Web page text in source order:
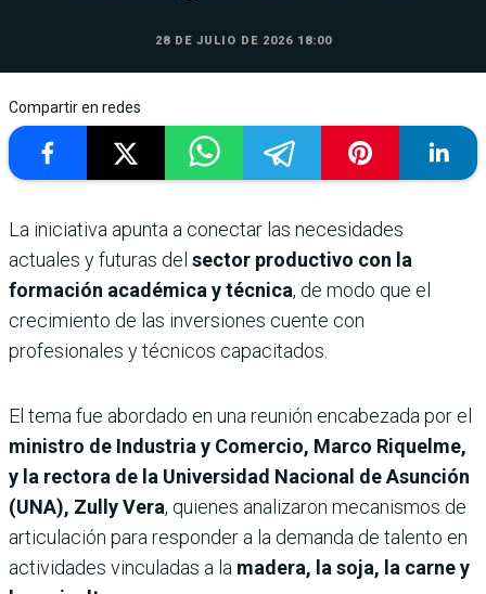
28 DE JULIO DE 2026 18:00
Compartir en redes
La iniciativa apunta a conectar las necesidades
actuales y futuras del sector productivo con la
formación académica y técnica, de modo que el
crecimiento de las inversiones cuente con
profesionales y técnicos capacitados.
El tema fue abordado en una reunión encabezada por el
ministro de Industria y Comercio, Marco Riquelme,
y la rectora de la Universidad Nacional de Asunción
(UNA), Zully Vera, quienes analizaron mecanismos de
articulación para responder a la demanda de talento en
actividades vinculadas a la madera, la soja, la carne y